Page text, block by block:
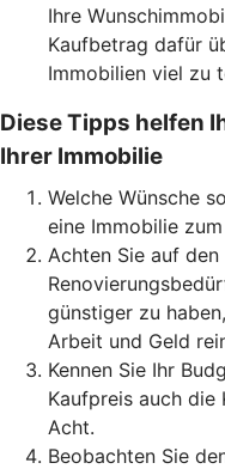
Ihre
Kaufbetrag dafür
Immobilien viel zu
Diese Tipps helfen
Ihrer Immobilie
Welche Wünsche
eine Immobilie
Achten Sie auf
günstiger zu
Arbeit und Geld
Kennen Sie Ihr
Kaufpreis auch die
Acht.
Beobachten Sie